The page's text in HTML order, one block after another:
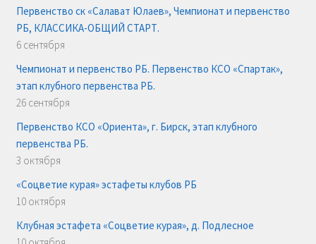
Первенство ск «Салават Юлаев», Чемпионат и первенство
РБ, КЛАССИКА-ОБЩИЙ СТАРТ.
6 сентября
Чемпионат и первенство РБ. Первенство КСО «Спартак»,
этап клубного первенства РБ.
26 сентября
Первенство КСО «Ориента», г. Бирск, этап клубного
первенства РБ.
3 октября
«Соцветие курая» эстафеты клубов РБ
10 октября
Клубная эстафета «Соцветие курая», д. Подлесное